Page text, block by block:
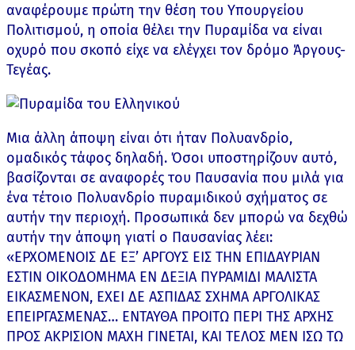
αναφέρουμε πρώτη την θέση του Υπουργείου
Πολιτισμού, η οποία θέλει την Πυραμίδα να είναι
οχυρό που σκοπό είχε να ελέγχει τον δρόμο Άργους-
Τεγέας.
Μια άλλη άποψη είναι ότι ήταν Πολυανδρίο,
ομαδικός τάφος δηλαδή. Όσοι υποστηρίζουν αυτό,
βασίζονται σε αναφορές του Παυσανία που μιλά για
ένα τέτοιο Πολυανδρίο πυραμιδικού σχήματος σε
αυτήν την περιοχή. Προσωπικά δεν μπορώ να δεχθώ
αυτήν την άποψη γιατί ο Παυσανίας λέει:
«ΕΡΧΟΜΕΝΟΙΣ ΔΕ ΕΞ’ ΑΡΓΟΥΣ ΕΙΣ ΤΗΝ ΕΠΙΔΑΥΡΙΑΝ
ΕΣΤΙΝ ΟΙΚΟΔΟΜΗΜΑ ΕΝ ΔΕΞΙΑ ΠΥΡΑΜΙΔΙ ΜΑΛΙΣΤΑ
ΕΙΚΑΣΜΕΝΟΝ, ΕΧΕΙ ΔΕ ΑΣΠΙΔΑΣ ΣΧΗΜΑ ΑΡΓΟΛΙΚΑΣ
ΕΠΕΙΡΓΑΣΜΕΝΑΣ… ΕΝΤΑΥΘΑ ΠΡΟΙΤΩ ΠΕΡΙ ΤΗΣ ΑΡΧΗΣ
ΠΡΟΣ ΑΚΡΙΣΙΟΝ ΜΑΧΗ ΓΙΝΕΤΑΙ, ΚΑΙ ΤΕΛΟΣ ΜΕΝ ΙΣΩ ΤΩ